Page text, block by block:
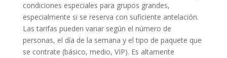
condiciones especiales para grupos grandes,
especialmente si se reserva con suficiente antelación.
Las tarifas pueden variar según el número de
personas, el día de la semana y el tipo de paquete que
se contrate (básico, medio, VIP). Es altamente